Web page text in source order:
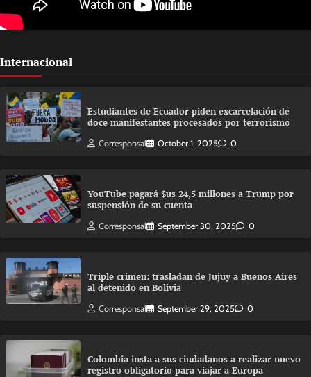
Internacional
Estudiantes de Ecuador piden excarcelación de
doce manifestantes procesados por terrorismo
Corresponsal October 1, 2025 0
YouTube pagará $us 24,5 millones a Trump por
suspensión de su cuenta
Corresponsal September 30, 2025 0
Triple crimen: trasladan de Jujuy a Buenos Aires
al detenido en Bolivia
Corresponsal September 29, 2025 0
Colombia insta a sus ciudadanos a realizar nuevo
registro obligatorio para viajar a Europa